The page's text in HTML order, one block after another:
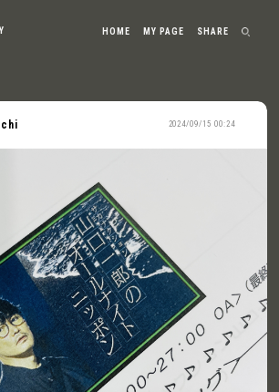
HOME MY PAGE SHARE
2024/09/15 00:24